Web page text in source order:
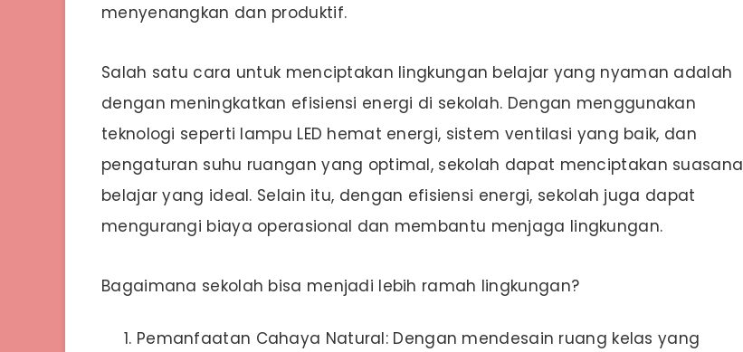
menyenangkan dan produktif.
Salah satu cara untuk menciptakan lingkungan belajar yang nyaman adalah
dengan meningkatkan efisiensi energi di sekolah. Dengan menggunakan
teknologi seperti lampu LED hemat energi, sistem ventilasi yang baik, dan
pengaturan suhu ruangan yang optimal, sekolah dapat menciptakan suasana
belajar yang ideal. Selain itu, dengan efisiensi energi, sekolah juga dapat
mengurangi biaya operasional dan membantu menjaga lingkungan.
Bagaimana sekolah bisa menjadi lebih ramah lingkungan?
Pemanfaatan Cahaya Natural: Dengan mendesain ruang kelas yang